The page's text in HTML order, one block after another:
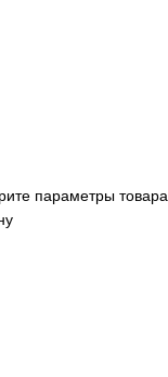
параметры товара.